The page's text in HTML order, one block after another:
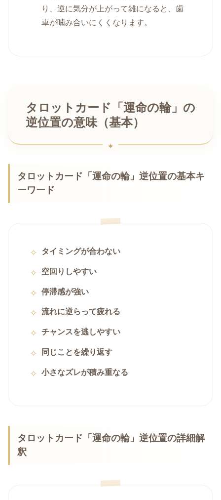
り、逆に気分が上がって雑になると、歯
車が噛み合いにくくなります。
タロットカード「運命の輪」の
逆位置の意味（基本）
タロットカード「運命の輪」逆位置の基本キ
ーワード
タイミングが合わない
空回りしやすい
停滞感が強い
流れに逆らって疲れる
チャンスを逃しやすい
同じことを繰り返す
小さなズレが積み重なる
タロットカード「運命の輪」逆位置の詳細解
釈